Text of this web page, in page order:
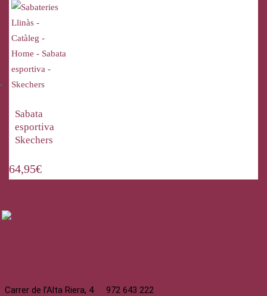
Sabata
esportiva
Skechers
64,95€
Carrer de l’Alta Riera, 4 972 643 222